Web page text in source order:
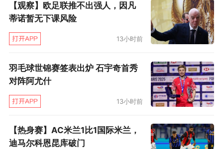
（65’33-刘祝润）
【观察】欧足联推不出强人，因凡
蒂诺暂无下课风险
13小时前
羽毛球世锦赛签表出炉 石宇奇首秀
对阵阿尤什
13小时前
【热身赛】AC米兰1比1国际米兰，
迪马尔科恩昆库破门